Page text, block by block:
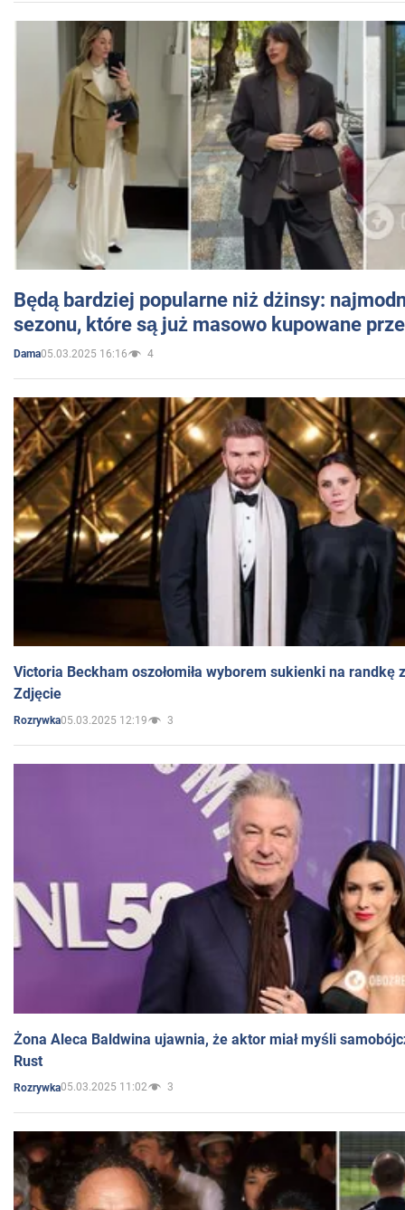
Będą bardziej popularne niż dżinsy:
sezonu, które są już masowo kupowane
Dama05.03.2025 16:16 4
Victoria Beckham oszołomiła wyborem sukienki na randkę
Zdjęcie
Rozrywka05.03.2025 12:19 3
Żona Aleca Baldwina ujawnia, że aktor miał myśli
Rust
Rozrywka05.03.2025 11:02 3